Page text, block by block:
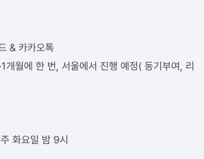
& 카카오톡
월에 한 번, 서울에서 진행 예정( 동기부여, 리
화요일 밤 9시